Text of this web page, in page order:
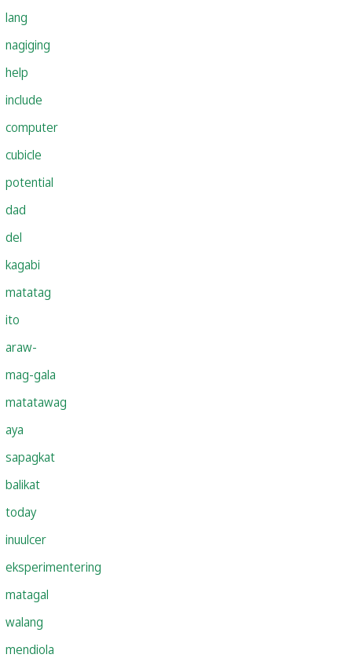
lang
nagiging
help
include
computer
cubicle
potential
dad
del
kagabi
matatag
ito
araw-
mag-gala
matatawag
aya
sapagkat
balikat
today
inuulcer
eksperimentering
matagal
walang
mendiola